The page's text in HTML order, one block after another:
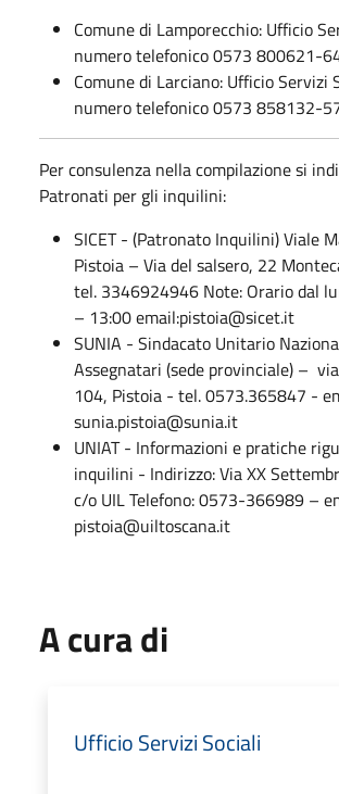
Comune di Lamporecchio: Ufficio
numero telefonico 0573 800621-
Comune di Larciano: Ufficio Servizi
numero telefonico 0573
Per consulenza nella compilazione si
Patronati per gli inquilini:
SICET - (Patronato Inquilini) Viale
Pistoia – Via del salsero, 22
tel. 3346924946 Note: Orario dal
– 13:00 email:pistoia@sicet.it
SUNIA - Sindacato Unitario
Assegnatari (sede provinciale) –
104, Pistoia - tel. 0573.365847 -
sunia.pistoia@sunia.it
UNIAT - Informazioni e pratiche
inquilini - Indirizzo: Via XX
c/o UIL Telefono: 0573-366989 –
pistoia@uiltoscana.it
A cura di
Ufficio Servizi Sociali